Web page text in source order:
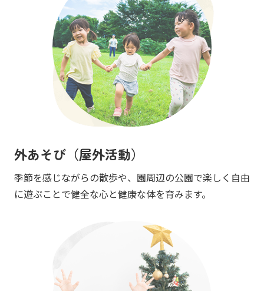
外あそび（屋外活動）
季節を感じながらの散歩や、園周辺の公園で楽しく自由
に遊ぶことで健全な心と健康な体を育みます。